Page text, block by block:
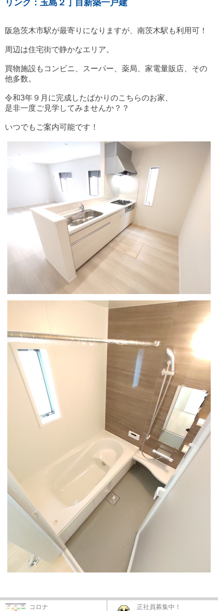
リンク：玉島２丁目新築一戸建
阪急茨木市駅が最寄りになりますが、南茨木駅も利用可！
周辺は住宅街で静かなエリア。
買物施設もコンビニ、スーパー、薬局、家電量販店、その
他多数。
令和3年９月に完成したばかりのこちらのお家、
是非一度ご見学してみませんか？？
いつでもご案内可能です！
コロナ 正社員募集中！